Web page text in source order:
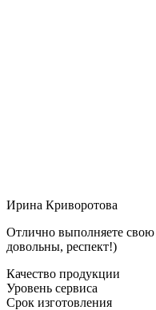
Ирина Криворотова
Отлично выполняете свою
довольны, респект!)
Качество продукции
Уровень сервиса
Срок изготовления